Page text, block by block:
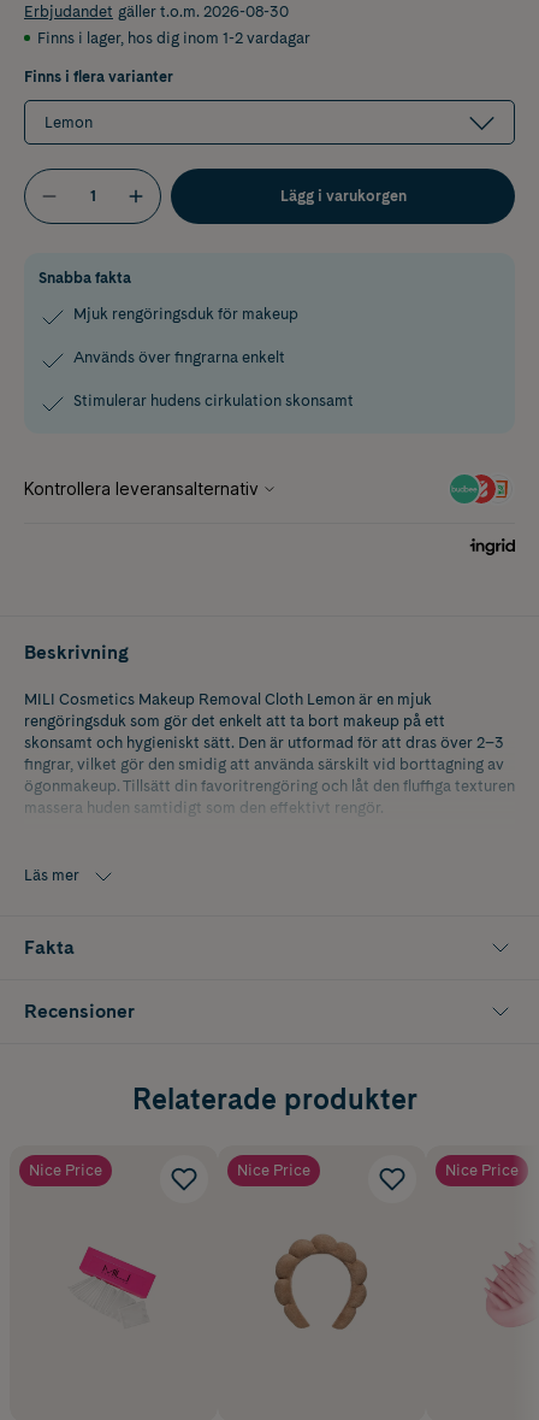
Erbjudandet gäller t.o.m. 2026-08-30
Finns i lager, hos dig inom 1-2 vardagar
Finns i flera varianter
Lemon
Lägg i varukorgen
Snabba fakta
Mjuk rengöringsduk för makeup
Används över fingrarna enkelt
Stimulerar hudens cirkulation skonsamt
Beskrivning
MILI Cosmetics Makeup Removal Cloth Lemon är en mjuk
rengöringsduk som gör det enkelt att ta bort makeup på ett
skonsamt och hygieniskt sätt. Den är utformad för att dras över 2–3
fingrar, vilket gör den smidig att använda särskilt vid borttagning av
ögonmakeup. Tillsätt din favoritrengöring och låt den fluffiga texturen
massera huden samtidigt som den effektivt rengör.
rengöringsrutinen både behaglig och effektiv. Perfekt för daglig
Läs mer
Fakta
Recensioner
Relaterade produkter
Nice Price Nice Price Nice Price